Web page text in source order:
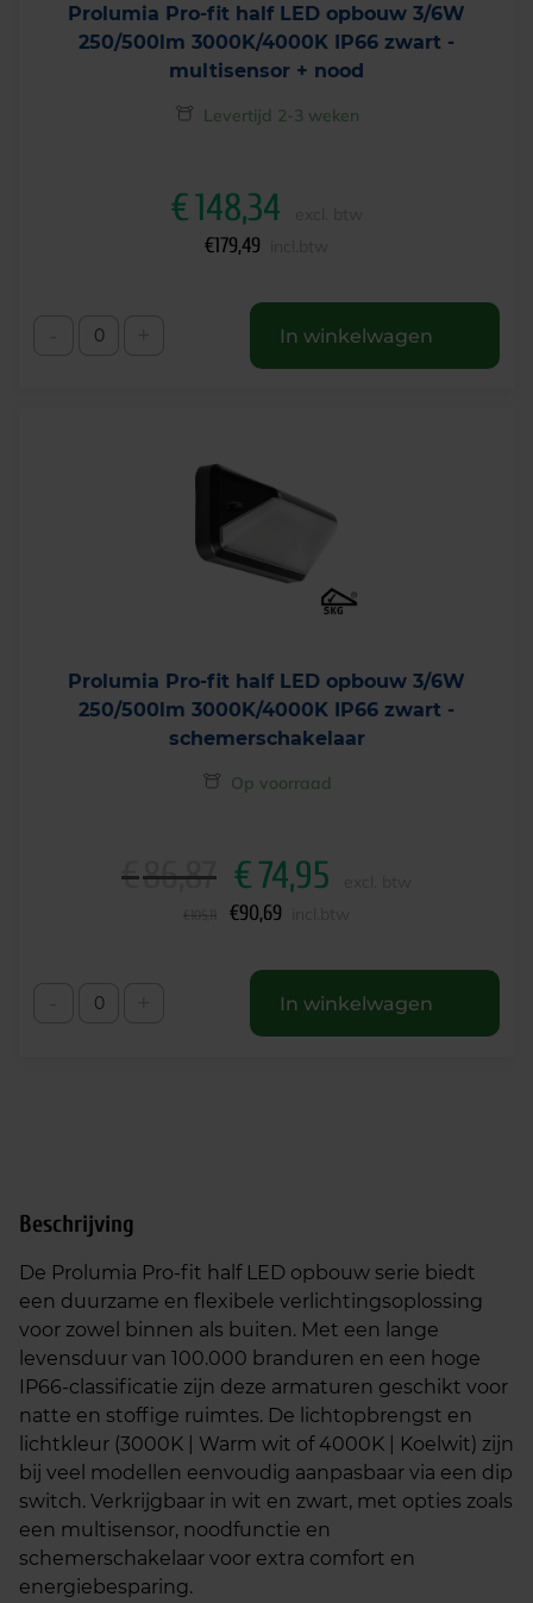
Prolumia Pro-fit half LED opbouw 3/6W
250/500lm 3000K/4000K IP66 zwart -
multisensor + nood
Levertijd 2-3 weken
€148,34
€179,49
In winkelwagen
Prolumia Pro-fit half LED opbouw 3/6W
250/500lm 3000K/4000K IP66 zwart -
schemerschakelaar
Op voorraad
€86,87
O
o
r
e
p
r
i
j
s
w
a
s
:
€
€74,95
g
e
:
€
7
4
,
9
5
.
€ 105,11 €90,69
In winkelwagen
Beschrijving
De Prolumia Pro-fit half LED opbouw serie biedt
een duurzame en flexibele verlichtingsoplossing
voor zowel binnen als buiten. Met een lange
levensduur van 100.000 branduren en een hoge
IP66-classificatie zijn deze armaturen geschikt voor
natte en stoffige ruimtes. De lichtopbrengst en
lichtkleur (3000K | Warm wit of 4000K | Koelwit) zijn
bij veel modellen eenvoudig aanpasbaar via een dip
switch. Verkrijgbaar in wit en zwart, met opties zoals
een multisensor, noodfunctie en
schemerschakelaar voor extra comfort en
energiebesparing.